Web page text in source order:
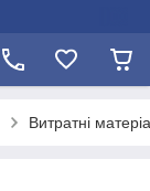
Витратні